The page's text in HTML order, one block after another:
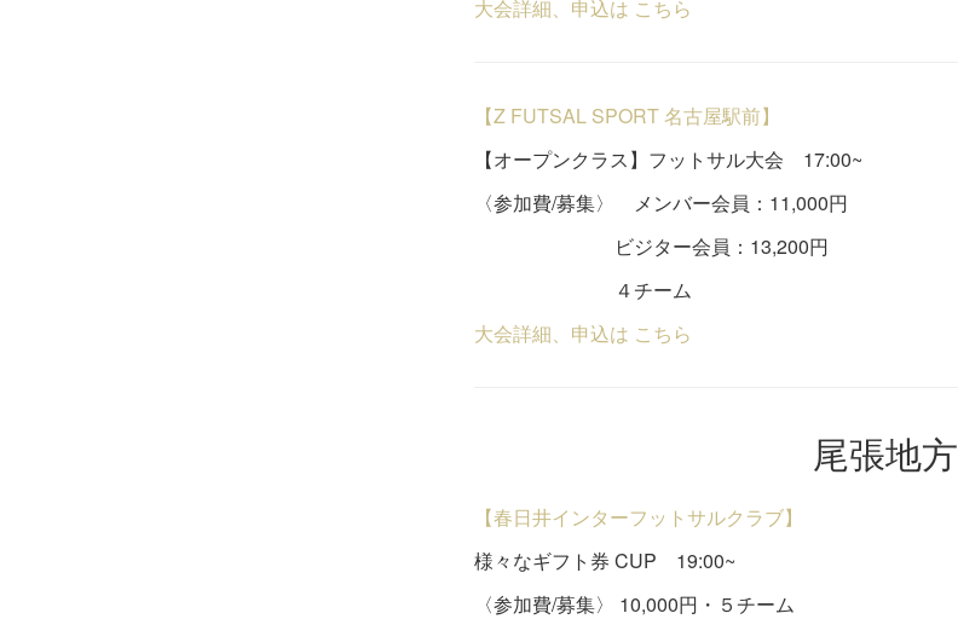
大会詳細、申込は こちら
【Z FUTSAL SPORT 名古屋駅前】
【オープンクラス】フットサル大会 17:00~
〈参加費/募集〉 メンバー会員：11,000円
ビジター会員：13,200円
４チーム
大会詳細、申込は こちら
尾張地方
【春日井インターフットサルクラブ】
様々なギフト券 CUP 19:00~
〈参加費/募集〉 10,000円・５チーム